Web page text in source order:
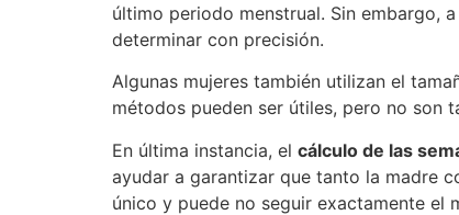
último periodo menstrual. Sin embargo,
determinar con precisión.
Algunas mujeres también utilizan el
métodos pueden ser útiles, pero no son
En última instancia, el cálculo de las
ayudar a garantizar que tanto la madre
único y puede no seguir exactamente el